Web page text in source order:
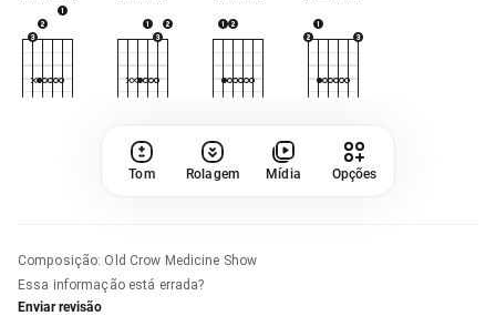
Tom Rolagem Mídia Opções
Composição: Old Crow Medicine Show
Essa informação está errada?
Enviar revisão